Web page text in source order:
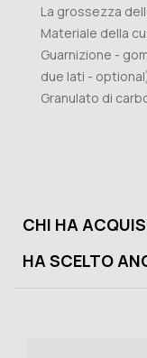
La grossezza
Materiale della
Guarnizione -
due lati -
Granulato di
CHI HA
HA SCELTO